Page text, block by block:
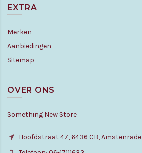
EXTRA
Merken
Aanbiedingen
Sitemap
OVER ONS
Something New Store
Hoofdstraat 47, 6436 CB, Amstenrade